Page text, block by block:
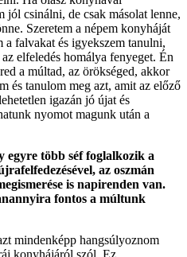
csinálni, de csak másolat lenne,
Szeretem a népem konyháját
a falvakat és igyekszem tanulni,
elfeledés homálya fenyeget. Én
a múltad, az örökséged, akkor
és tanulom meg azt, amit az előző
igazán jó újat és
nyomot magunk után a
egyre több séf foglalkozik a
az oszmán
is napirenden van.
fontos a múltunk
mindenképp hangsúlyoznom
konyhájáról szól. Ez